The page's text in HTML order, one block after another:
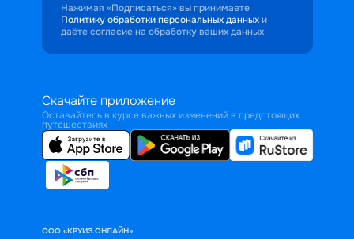
Нажимая «Подписаться» вы принимаете
Политику обработки персональных данных и
даёте согласие на обработку ваших данных
Скачайте приложение
Оставайтесь в курсе важных изменений в предстоящих
путешествиях
ООО «КРУИЗ.ОНЛАЙН»